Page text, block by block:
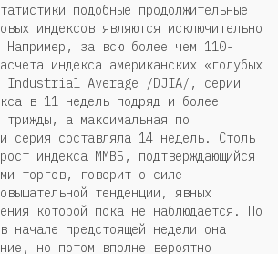
подобные продолжительные
индексов являются исключительно
Например, за всю более чем 110-
индекса американских «голубых
Industrial Average /DJIA/, серии
в 11 недель подряд и более
трижды, а максимальная по
серия составляла 14 недель. Столь
индекса ММВБ, подтверждающийся
торгов, говорит о силе
тенденции, явных
которой пока не наблюдается. По
начале предстоящей недели она
но потом вполне вероятно